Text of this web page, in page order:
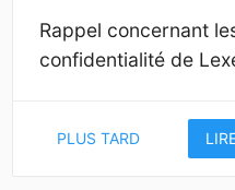
Rappel concernant
confidentialité de
PLUS TARD